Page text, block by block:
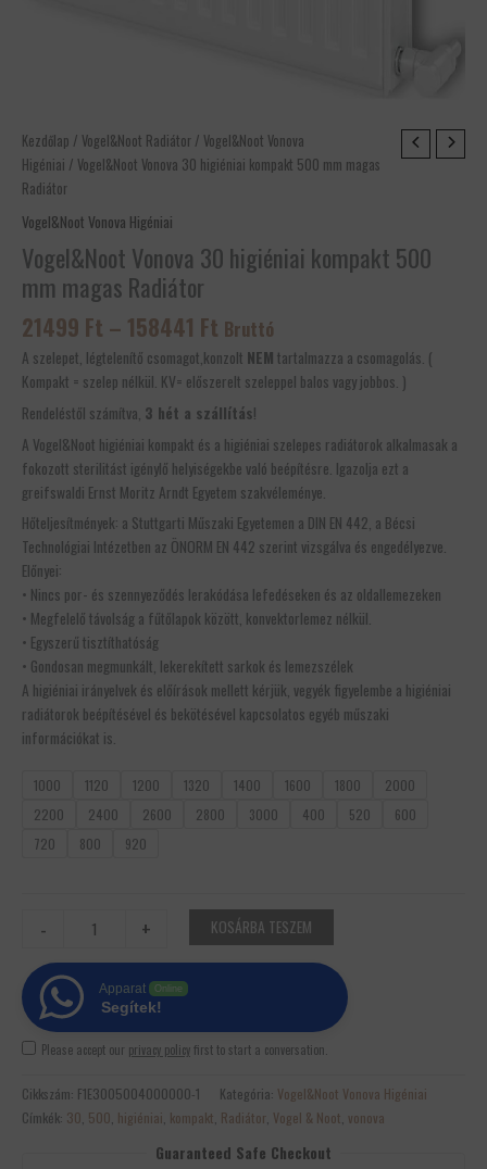
Kezdőlap / Vogel&Noot Radiátor / Vogel&Noot Vonova
Higéniai / Vogel&Noot Vonova 30 higiéniai kompakt 500 mm magas
Radiátor
Vogel&Noot Vonova Higéniai
Vogel&Noot Vonova 30 higiéniai kompakt 500
mm magas Radiátor
21499 Ft – 158441 Ft
Ártartomány:
21499 Ft
Bruttó
A szelepet, légtelenítő csomagot,konzolt NEM tartalmazza a csomagolás. (
Kompakt = szelep nélkül. KV= előszerelt szeleppel balos vagy jobbos. )
Rendeléstől számítva, 3 hét a szállítás!
A Vogel&Noot higiéniai kompakt és a higiéniai szelepes radiátorok alkalmasak a
fokozott sterilitást igénylő helyiségekbe való beépítésre. Igazolja ezt a
greifswaldi Ernst Moritz Arndt Egyetem szakvéleménye.
Hőteljesítmények: a Stuttgarti Műszaki Egyetemen a DIN EN 442, a Bécsi
Technológiai Intézetben az ÖNORM EN 442 szerint vizsgálva és engedélyezve.
Előnyei:
• Nincs por- és szennyeződés lerakódása lefedéseken és az oldallemezeken
• Megfelelő távolság a fűtőlapok között, konvektorlemez nélkül.
• Egyszerű tisztíthatóság
• Gondosan megmunkált, lekerekített sarkok és lemezszélek
A higiéniai irányelvek és előírások mellett kérjük, vegyék figyelembe a higiéniai
radiátorok beépítésével és bekötésével kapcsolatos egyéb műszaki
információkat is.
1000 1120 1200 1320 1400 1600 1800
2000
2200
2400 2600 2800 3000 400 520
600
720
800 920
-
Vogel&Noot
Vonova
30
higiéniai
kompakt
500
mm
Radiátor
mennyiség
+ KOSÁRBA TESZEM
Apparat Online
Segítek!
Please accept our privacy policyfirst to start a conversation.
Cikkszám: F1E3005004000000-1 Kategória: Vogel&Noot Vonova Higéniai
Címkék: 30, 500, higiéniai, kompakt, Radiátor, Vogel & Noot, vonova
Guaranteed Safe Checkout